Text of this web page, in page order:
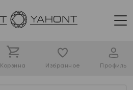
Корзина Избранное Профиль